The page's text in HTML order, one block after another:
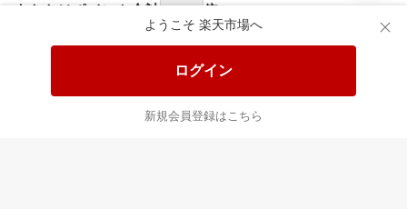
ようこそ 楽天市場へ
ログイン
新規会員登録はこちら
あなたはポイント 合計 倍